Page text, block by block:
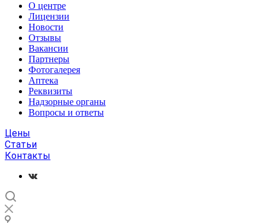
О центре
Лицензии
Новости
Отзывы
Вакансии
Партнеры
Фотогалерея
Аптека
Реквизиты
Надзорные органы
Вопросы и ответы
Цены
Статьи
Контакты